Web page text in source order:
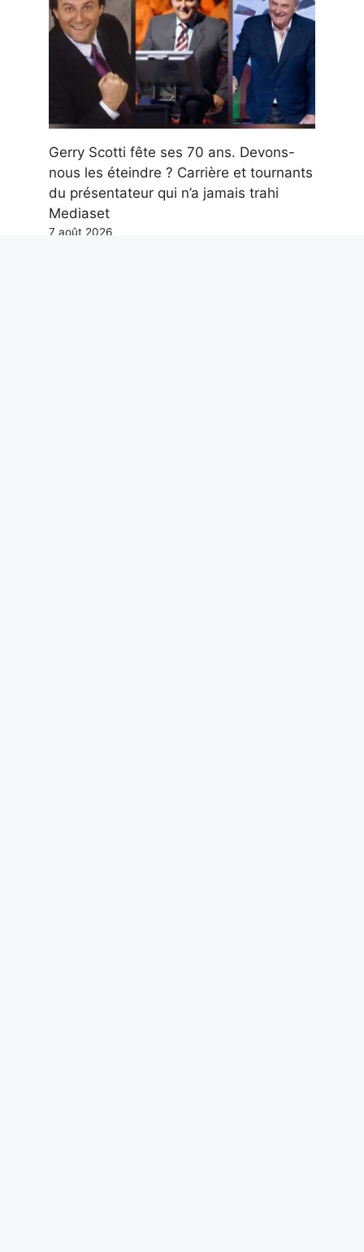
Gerry Scotti fête ses 70 ans. Devons-
nous les éteindre ? Carrière et tournants
du présentateur qui n’a jamais trahi
Mediaset
7 août 2026